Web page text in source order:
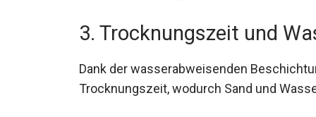
3. Trocknungszeit und
Dank der wasserabweisenden
Trocknungszeit, wodurch Sand und